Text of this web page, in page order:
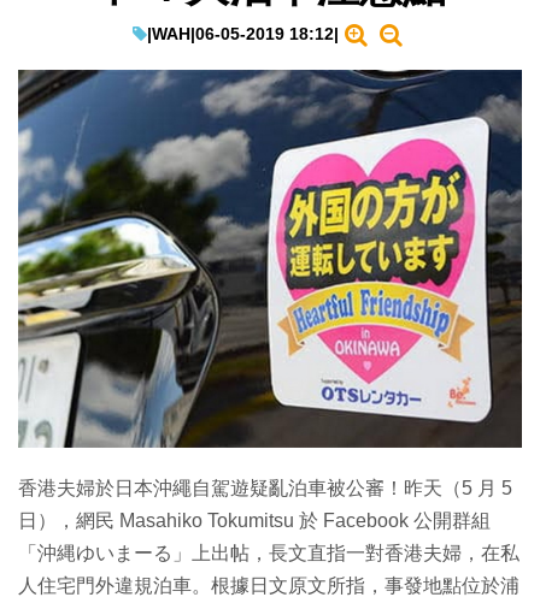
|WAH|06-05-2019 18:12|
香港夫婦於日本沖繩自駕遊疑亂泊車被公審！昨天（5 月 5
日），網民 ‎Masahiko Tokumitsu 於 Facebook 公開群組
「沖縄ゆいまーる」上出帖，長文直指一對香港夫婦，在私
人住宅門外違規泊車。根據日文原文所指，事發地點位於浦